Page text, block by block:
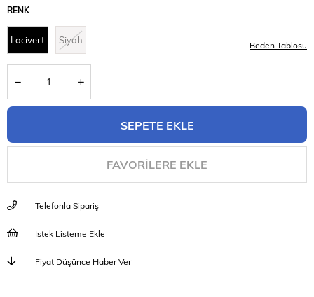
RENK
Lacivert Siyah Beden Tablosu
FAVORILERE EKLE
Telefonla Sipariş
İstek Listeme Ekle
Fiyat Düşünce Haber Ver